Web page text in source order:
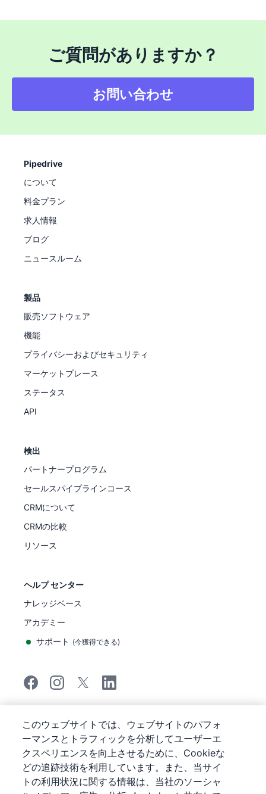
ご質問がありますか？
お問い合わせ
Pipedrive
について
料金プラン
求人情報
ブログ
ニュースルーム
製品
販売ソフトウェア
機能
プライバシーおよびセキュリティ
マーケットプレース
ステータス
API
検出
パートナープログラム
セールスパイプラインコース
CRMについて
CRMの比較
リソース
ヘルプ センター
ナレッジベース
アカデミー
サポート (今獲得できる)
Pipedrive
サービス利用規約
Pipedrive
プライバシー通知
サイトマップ
クッキーに関する通知
Cookie 優先設定
このウェブサイトでは、ウェブサイトのパフォ
ーマンスとトラフィックを分析してユーザーエ
クスペリエンスを向上させるために、Cookieな
どの追跡技術を利用しています。また、当サイ
トの利用状況に関する情報は、当社のソーシャ